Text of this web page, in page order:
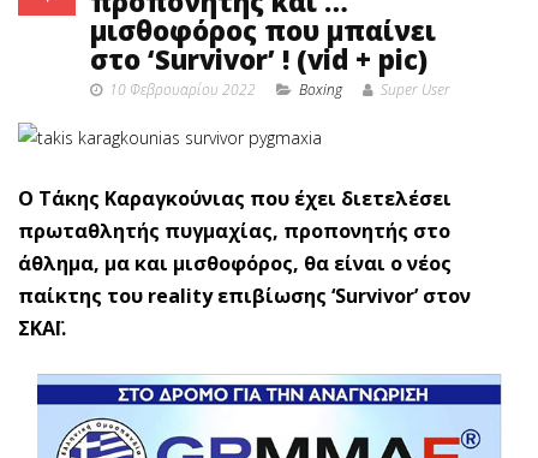
μισθοφόρος που μπαίνει
στο ‘Survivor’ ! (vid + pic)
10 Φεβρουαρίου 2022 Boxing Super User
O Τάκης Καραγκούνιας που έχει διετελέσει
πρωταθλητής πυγμαχίας, προπονητής στο
άθλημα, μα και μισθοφόρος, θα είναι ο νέος
παίκτης του reality επιβίωσης ‘Survivor’ στον
ΣΚΑΪ.